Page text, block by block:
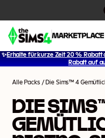
✨Erhalte für kurze Zeit 20 %
Rabatt auf
Alle Packs / Die Sims™ 4
DIE